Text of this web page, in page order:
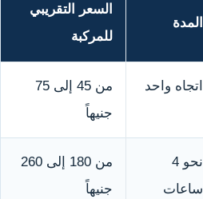
المدة
السعر التقريبي
للمركبة
اتجاه واحد
من 45 إلى 75
جنيهاً
نحو 4
ساعات
من 180 إلى 260
جنيهاً